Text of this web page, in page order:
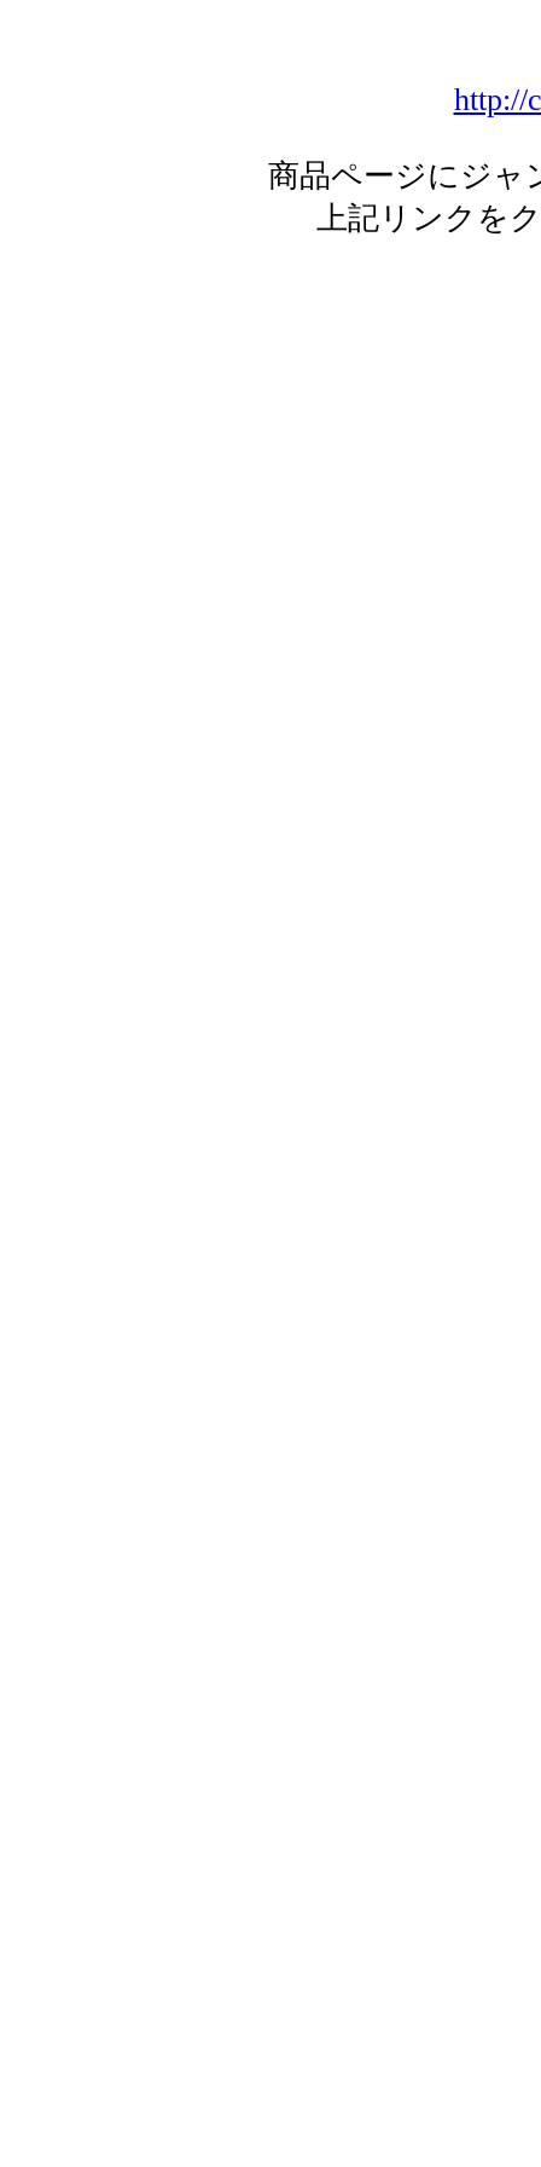
http://
商品ページにジャ
上記リンクを